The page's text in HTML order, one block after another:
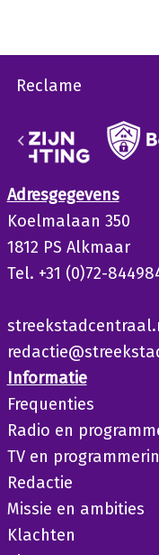
Reclame
Adresgegevens
Koelmalaan 350
1812 PS Alkmaar
Tel. +31 (0)72-
Informatie
Frequenties
Radio en
TV en
Redactie
Missie en ambities
Klachten